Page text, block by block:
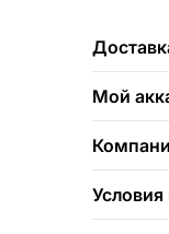
Мой